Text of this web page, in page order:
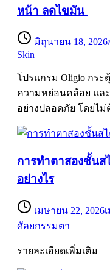
หน้า ลดไขมัน
มิถุนายน 18, 2026
Skin
โปรแกรม Oligio กระ
ความหย่อนคล้อย แล
อย่างปลอดภัย โดยไ
การทำตาสองชั้นส
อย่างไร
เมษายน 22, 2026
ศัลยกรรมตา
รายละเอียดเพิ่มเติม